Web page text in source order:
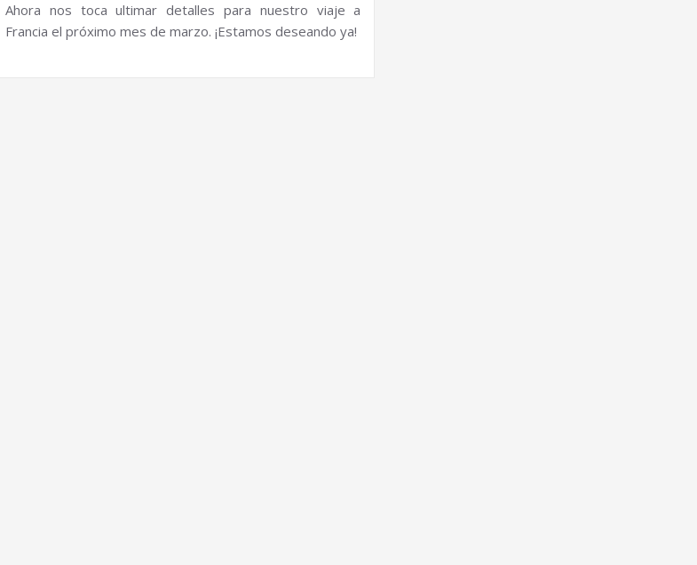
Ahora nos toca ultimar detalles para nuestro viaje a
Francia el próximo mes de marzo. ¡Estamos deseando ya!